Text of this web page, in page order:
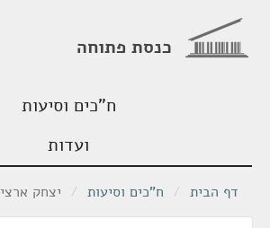
כנסת פתוחה
ח"כים וסיעות
ועדות
דף הבית / ח"כים וסיעות / יצחק ארצי